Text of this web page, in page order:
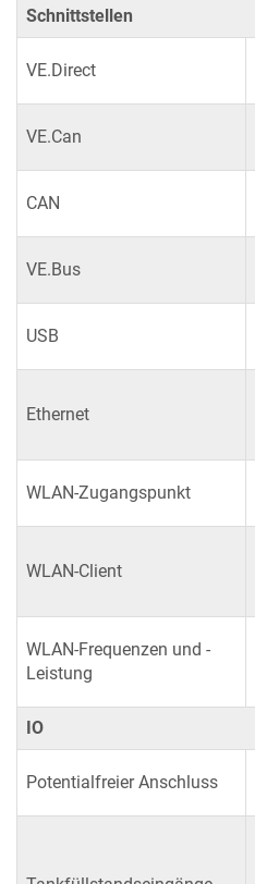
Schnittstellen
VE.Direct
VE.Can
CAN
VE.Bus
USB
Ethernet
WLAN-Zugangspunkt
WLAN-Client
WLAN-Frequenzen und -
Leistung
IO
Potentialfreier Anschluss